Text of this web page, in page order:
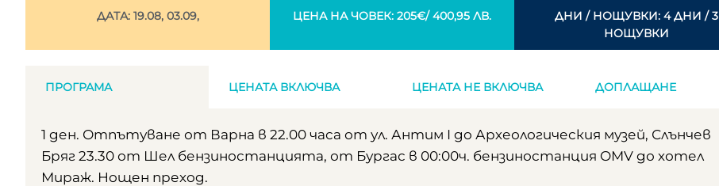
ДАТА: 19.08, 03.09, ЦЕНА НА ЧОВЕК: 205€/ 400,95 ЛВ.
ДНИ / НОЩУВКИ: 4 ДНИ / 3
НОЩУВКИ
ПРОГРАМА ЦЕНАТА ВКЛЮЧВА ЦЕНАТА НЕ ВКЛЮЧВА ДОПЛАЩАНЕ
1 ден. Отпътуване от Варна в 22.00 часа от ул. Антим I до Археологическия музей, Слънчев
Бряг 23.30 от Шел бензиностанцията, от Бургас в 00:00ч. бензиностанция OMV до хотел
Мираж. Нощен преход.